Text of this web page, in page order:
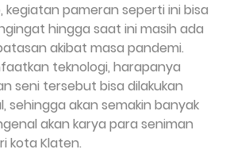
kegiatan pameran seperti ini bisa
hingga saat ini masih ada
akibat masa pandemi.
teknologi, harapanya
seni tersebut bisa dilakukan
sehingga akan semakin banyak
akan karya para seniman
kota Klaten.